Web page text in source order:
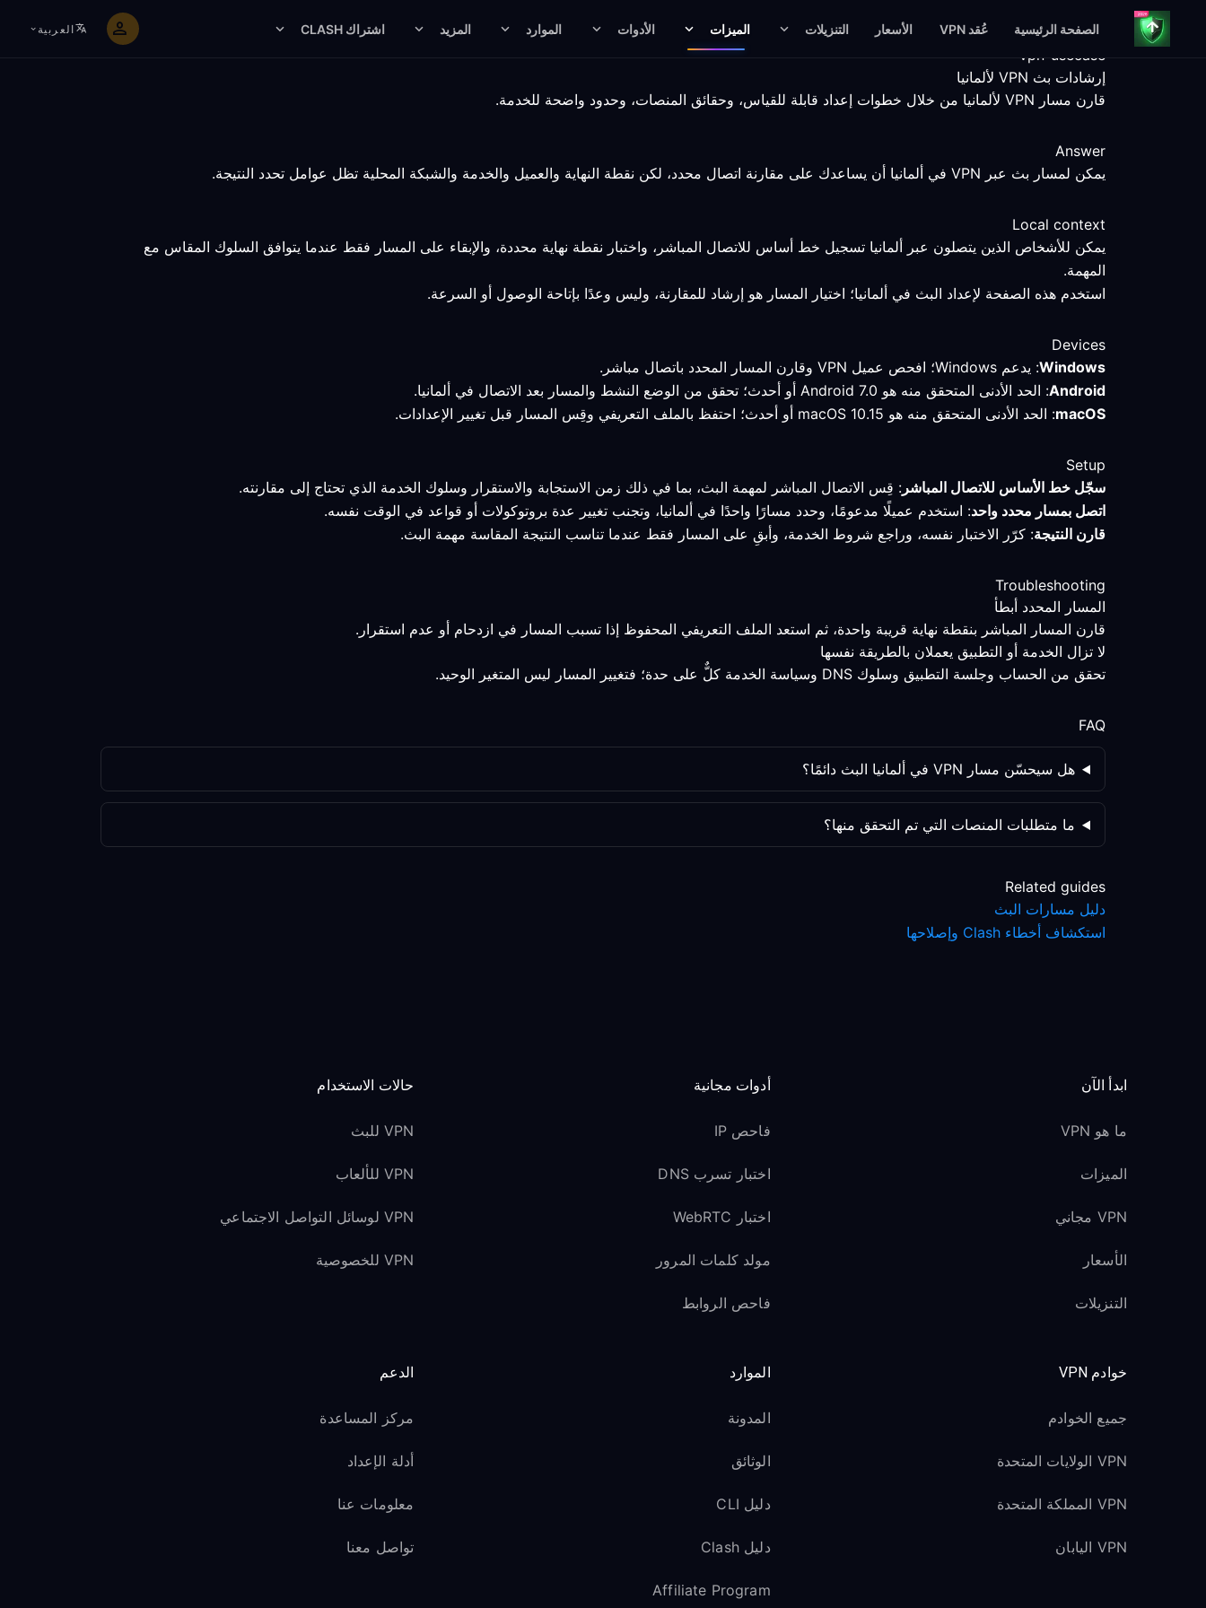
الصفحة الرئيسية عُقد VPN الأسعار التنزيلات الميزات الأدوات الموارد المزيد اشتراك CLASH العربية
vpn-usecase
إرشادات بث VPN لألمانيا
قارن مسار VPN لألمانيا من خلال خطوات إعداد قابلة للقياس، وحقائق المنصات، وحدود واضحة للخدمة.
Answer
يمكن لمسار بث عبر VPN في ألمانيا أن يساعدك على مقارنة اتصال محدد، لكن نقطة النهاية والعميل والخدمة والشبكة المحلية تظل عوامل تحدد النتيجة.
Local context
يمكن للأشخاص الذين يتصلون عبر ألمانيا تسجيل خط أساس للاتصال المباشر، واختبار نقطة نهاية محددة، والإبقاء على المسار فقط عندما يتوافق السلوك المقاس مع
المهمة.
استخدم هذه الصفحة لإعداد البث في ألمانيا؛ اختيار المسار هو إرشاد للمقارنة، وليس وعدًا بإتاحة الوصول أو السرعة.
Devices
Windows: يدعم Windows؛ افحص عميل VPN وقارن المسار المحدد باتصال مباشر.
Android: الحد الأدنى المتحقق منه هو Android 7.0 أو أحدث؛ تحقق من الوضع النشط والمسار بعد الاتصال في ألمانيا.
macOS: الحد الأدنى المتحقق منه هو macOS 10.15 أو أحدث؛ احتفظ بالملف التعريفي وقِس المسار قبل تغيير الإعدادات.
Setup
سجّل خط الأساس للاتصال المباشر : قِس الاتصال المباشر لمهمة البث، بما في ذلك زمن الاستجابة والاستقرار وسلوك الخدمة الذي تحتاج إلى مقارنته.
اتصل بمسار محدد واحد: استخدم عميلًا مدعومًا، وحدد مسارًا واحدًا في ألمانيا، وتجنب تغيير عدة بروتوكولات أو قواعد في الوقت نفسه.
قارن النتيجة: كرّر الاختبار نفسه، وراجع شروط الخدمة، وأبقِ على المسار فقط عندما تناسب النتيجة المقاسة مهمة البث.
Troubleshooting
المسار المحدد أبطأ
قارن المسار المباشر بنقطة نهاية قريبة واحدة، ثم استعد الملف التعريفي المحفوظ إذا تسبب المسار في ازدحام أو عدم استقرار.
لا تزال الخدمة أو التطبيق يعملان بالطريقة نفسها
تحقق من الحساب وجلسة التطبيق وسلوك DNS وسياسة الخدمة كلٌّ على حدة؛ فتغيير المسار ليس المتغير الوحيد.
FAQ
هل سيحسّن مسار VPN في ألمانيا البث دائمًا؟
ما متطلبات المنصات التي تم التحقق منها؟
Related guides
دليل مسارات البث
استكشاف أخطاء Clash وإصلاحها
ابدأ الآن
ما هو VPN
الميزات
VPN مجاني
الأسعار
التنزيلات
أدوات مجانية
فاحص IP
اختبار تسرب DNS
اختبار WebRTC
مولد كلمات المرور
فاحص الروابط
حالات الاستخدام
VPN للبث
VPN للألعاب
VPN لوسائل التواصل الاجتماعي
VPN للخصوصية
خوادم VPN
جميع الخوادم
VPN الولايات المتحدة
VPN المملكة المتحدة
VPN اليابان
الموارد
المدونة
الوثائق
دليل CLI
دليل Clash
Affiliate Program
الدعم
مركز المساعدة
أدلة الإعداد
معلومات عنا
تواصل معنا